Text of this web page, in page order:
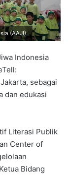
(AAJI).
Indonesia
sebagai
dan edukasi
Literasi Publik
‎Center of
Bidang